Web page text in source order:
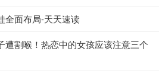
全面布局-天天速读
遭割喉！热恋中的女孩应该注意三个